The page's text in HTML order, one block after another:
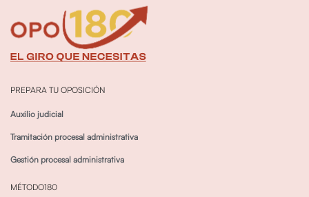
PREPARA TU OPOSICIÓN
Auxilio judicial
Tramitación procesal administrativa
Gestión procesal administrativa
MÉTODO180